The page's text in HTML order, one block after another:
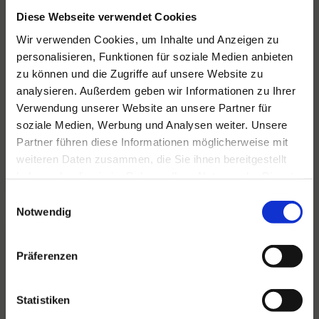
Diese Webseite verwendet Cookies
Wir verwenden Cookies, um Inhalte und Anzeigen zu
personalisieren, Funktionen für soziale Medien anbieten
zu können und die Zugriffe auf unsere Website zu
analysieren. Außerdem geben wir Informationen zu Ihrer
Verwendung unserer Website an unsere Partner für
soziale Medien, Werbung und Analysen weiter. Unsere
Partner führen diese Informationen möglicherweise mit
weiteren Daten zusammen, die Sie ihnen bereitgestellt
Notwendig
Präferenzen
Statistiken
Für alle Ihre Veranstaltungen
und Feste
Hansen Events ist Ihr Partner für
Veranstaltungen von groß bis klein.